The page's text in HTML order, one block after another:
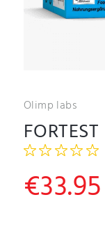
Olimp labs
€33.95